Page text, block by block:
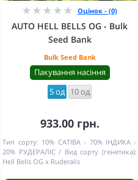
Оцінок - (0)
AUTO HELL BELLS OG - Bulk
Seed Bank
Bulk Seed Bank
Пакування насіння
5 од 10 од
933.00 грн.
Тип сорту: 10% САТІВА - 70% ІНДИКА -
20% РУДЕРАЛІС
Вид сорту (генетика):
Hell Bells OG x Ruderalis